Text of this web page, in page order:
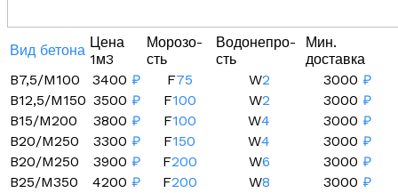
Вид бетона Цена
1м3
Морозо-
сть
Водонепро-
сть
Мин.
доставка
B7,5/M100
3400 ₽ F75 W2 3000 ₽
B12,5/M150 3500 ₽ F100 W2 3000 ₽
B15/M200
3800 ₽ F100 W4 3000 ₽
B20/M250
3300 ₽ F150 W4 3000 ₽
B20/M250
3900 ₽ F200 W6 3000 ₽
B25/M350
4200 ₽ F200 W8 3000 ₽